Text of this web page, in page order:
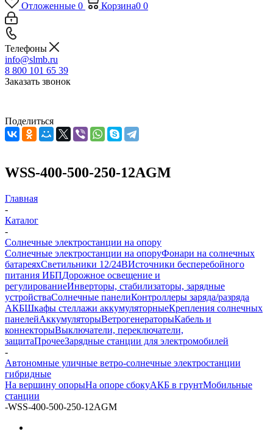
Отложенные 0 Корзина0 0
Телефоны
info@slmb.ru
8 800 101 65 39
Заказать звонок
Поделиться
WSS-400-500-250-12AGM
Главная
-
Каталог
-
Солнечные электростанции на опору
Солнечные электростанции на опоруФонари на солнечных
батареяхСветильники 12/24ВИсточники бесперебойного
питания ИБПДорожное освещение и
регулированиеИнверторы, стабилизаторы, зарядные
устройстваСолнечные панелиКонтроллеры заряда/разряда
АКБШкафы стеллажи аккумуляторныеКрепления солнечных
панелейАккумуляторыВетрогенераторыКабель и
коннекторыВыключатели, переключатели,
защитаПрочееЗарядные станции для электромобилей
-
Автономные уличные ветро-солнечные электростанции
гибридные
На вершину опорыНа опоре сбокуАКБ в грунтМобильные
станции
-WSS-400-500-250-12AGM